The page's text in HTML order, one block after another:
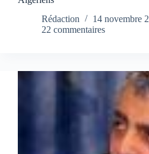
Rédaction
14 novembre
22 commentaires